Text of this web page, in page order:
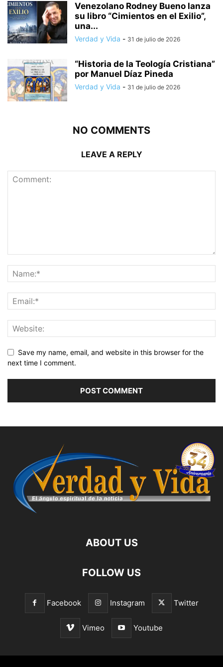
Venezolano Rodney Bueno lanza
su libro “Cimientos en el Exilio”,
una...
Verdad y Vida - 31 de julio de 2026
“Historia de la Teología Cristiana”
por Manuel Díaz Pineda
Verdad y Vida - 31 de julio de 2026
NO COMMENTS
LEAVE A REPLY
Save my name, email, and website in this browser for the
next time I comment.
ABOUT US
FOLLOW US
Facebook Instagram Twitter
Vimeo Youtube